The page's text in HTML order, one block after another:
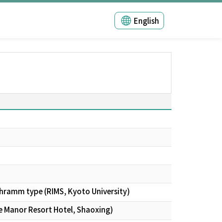
English
type (RIMS, Kyoto University)
Resort Hotel, Shaoxing)